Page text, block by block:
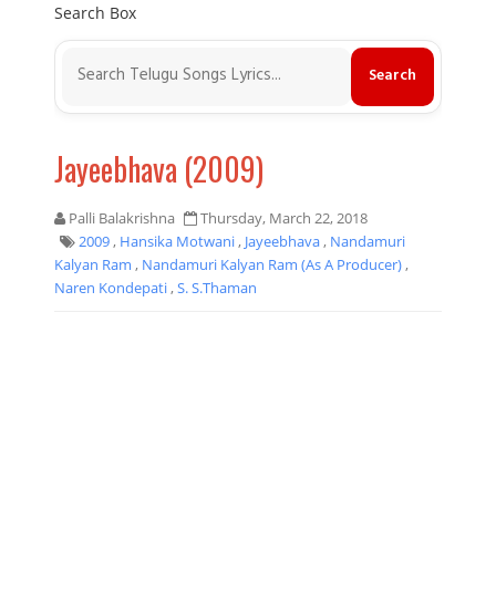
Search Box
Jayeebhava (2009)
Palli Balakrishna
Thursday, March 22, 2018
2009, Hansika Motwani, Jayeebhava, Nandamuri
Kalyan Ram , Nandamuri Kalyan Ram (as A Producer),
Naren Kondepati,S. S.Thaman